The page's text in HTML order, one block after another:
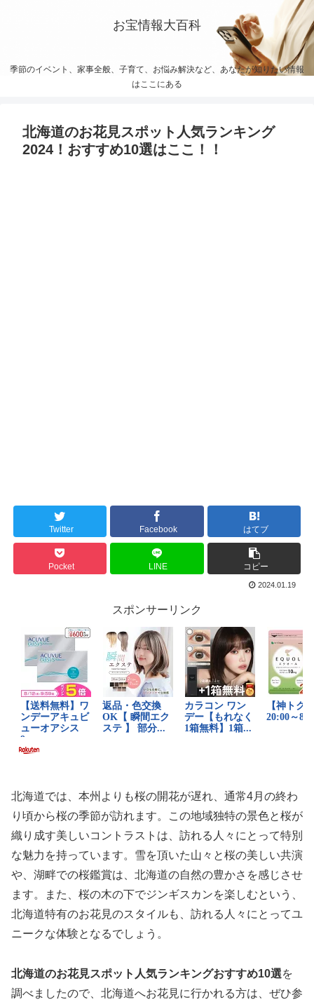
お宝情報大百科
季節のイベント、家事全般、子育て、お悩み解決など、あなたが知りたい情報
はここにある
北海道のお花見スポット人気ランキング
2024！おすすめ10選はここ！！
Twitter Facebook はてブ
Pocket LINE コピー
2024.01.19
スポンサーリンク
北海道では、本州よりも桜の開花が遅れ、通常4月の終わ
り頃から桜の季節が訪れます。この地域独特の景色と桜が
織り成す美しいコントラストは、訪れる人々にとって特別
な魅力を持っています。雪を頂いた山々と桜の美しい共演
や、湖畔での桜鑑賞は、北海道の自然の豊かさを感じさせ
ます。また、桜の木の下でジンギスカンを楽しむという、
北海道特有のお花見のスタイルも、訪れる人々にとってユ
ニークな体験となるでしょう。
北海道のお花見スポット人気ランキングおすすめ10選を
調べましたので、北海道へお花見に行かれる方は、ぜひ参